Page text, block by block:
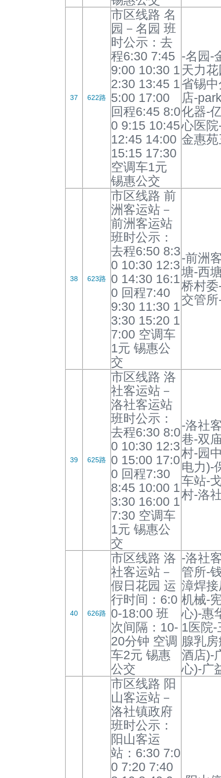
37 622路
市区线路 名
园－名园 班
时公示：去
程6:30 7:45
9:00 10:30 1
2:30 13:45 1
5:00 17:00
回程6:45 8:0
0 9:15 10:45
12:45 14:00
15:15 17:30
空调车1元
锡惠公交
-名园-
天力
省锡
店-
化器-
心医
金惠
38 623路
市区线路 前
洲客运站－
前洲客运站
班时公示：
去程6:50 8:3
0 10:30 12:3
0 14:30 16:1
0 回程7:40
9:30 11:30 1
3:30 15:20 1
7:00 空调车
1元 锡惠公
交
-前洲
塘-西
桥村
交管
39 625路
市区线路 洛
社客运站－
洛社客运站
班时公示：
去程6:30 8:0
0 10:30 12:3
0 15:00 17:0
0 回程7:30
8:45 10:00 1
3:30 16:00 1
7:30 空调车
1元 锡惠公
交
-洛社
巷-双
村-园
电力)-
车站-
村-洛
40 626路
市区线路 洛
社客运站－
假日花园 运
行时间：6:0
0-18:00 班
次间隔：10-
20分钟 空调
车2元 锡惠
公交
-洛社
管所-
漳焊
机械-
心)-惠
1医院-
腺乳
酒店)-
心)-广
市区线路 阳
山客运站－
洛社镇政府
班时公示：
阳山客运
站：6:30 7:0
0 7:20 7:40